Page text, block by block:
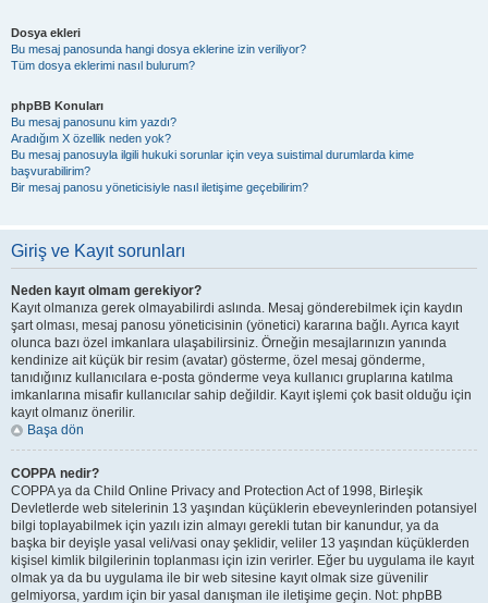
Dosya ekleri
Bu mesaj panosunda hangi dosya eklerine izin veriliyor?
Tüm dosya eklerimi nasıl bulurum?
phpBB Konuları
Bu mesaj panosunu kim yazdı?
Aradığım X özellik neden yok?
Bu mesaj panosuyla ilgili hukuki sorunlar için veya suistimal durumlarda kime
başvurabilirim?
Bir mesaj panosu yöneticisiyle nasıl iletişime geçebilirim?
Giriş ve Kayıt sorunları
Neden kayıt olmam gerekiyor?
Kayıt olmanıza gerek olmayabilirdi aslında. Mesaj gönderebilmek için kaydın
şart olması, mesaj panosu yöneticisinin (yönetici) kararına bağlı. Ayrıca kayıt
olunca bazı özel imkanlara ulaşabilirsiniz. Örneğin mesajlarınızın yanında
kendinize ait küçük bir resim (avatar) gösterme, özel mesaj gönderme,
tanıdığınız kullanıcılara e-posta gönderme veya kullanıcı gruplarına katılma
imkanlarına misafir kullanıcılar sahip değildir. Kayıt işlemi çok basit olduğu için
kayıt olmanız önerilir.
Başa dön
COPPA nedir?
COPPA ya da Child Online Privacy and Protection Act of 1998, Birleşik
Devletlerde web sitelerinin 13 yaşından küçüklerin ebeveynlerinden potansiyel
bilgi toplayabilmek için yazılı izin almayı gerekli tutan bir kanundur, ya da
başka bir deyişle yasal veli/vasi onay şeklidir, veliler 13 yaşından küçüklerden
kişisel kimlik bilgilerinin toplanması için izin verirler. Eğer bu uygulama ile kayıt
olmak ya da bu uygulama ile bir web sitesine kayıt olmak size güvenilir
gelmiyorsa, yardım için bir yasal danışman ile iletişime geçin. Not: phpBB